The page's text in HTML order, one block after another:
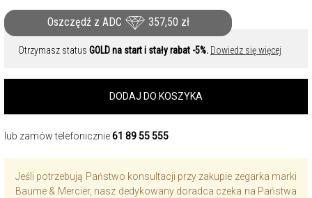
Oszczędź z ADC 357,50 zł
Otrzymasz status GOLD na start i stały rabat -5%. Dowiedz się więcej
DODAJ DO KOSZYKA
lub zamów telefonicznie61 89 55 555
Jeśli potrzebują Państwo konsultacji przy zakupie zegarka marki
Baume & Mercier, nasz dedykowany doradca czeka na Państwa